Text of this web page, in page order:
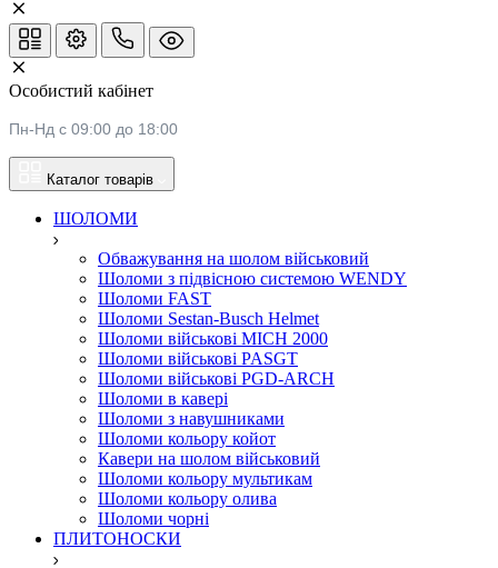
Особистий кабінет
Пн-Нд с 09:00 до 18:00
Каталог товарів
ШОЛОМИ
Обважування на шолом військовий
Шоломи з підвісною системою WENDY
Шоломи FAST
Шоломи Sestan-Busch Helmet
Шоломи військові MICH 2000
Шоломи військові PASGT
Шоломи військові PGD-ARCH
Шоломи в кавері
Шоломи з навушниками
Шоломи кольору койот
Кавери на шолом військовий
Шоломи кольору мультикам
Шоломи кольору олива
Шоломи чорні
ПЛИТОНОСКИ